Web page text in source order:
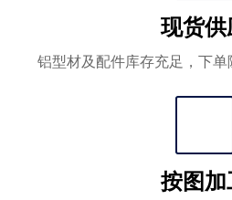
现货供
铝型材及配件库存充足，下单
按图加